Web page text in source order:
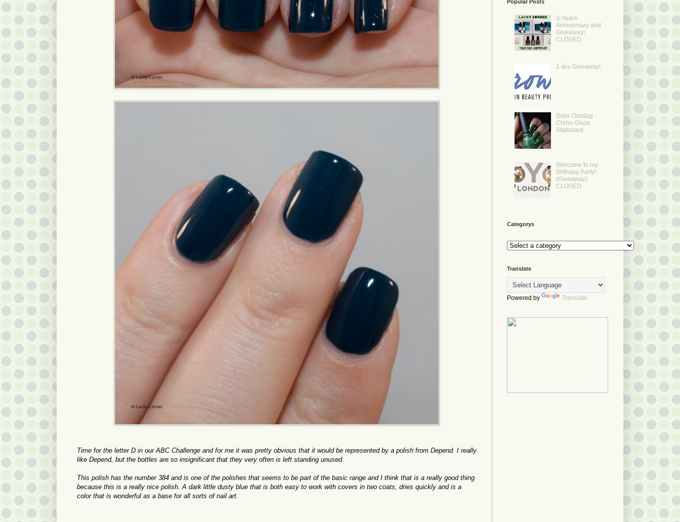
Time for the letter D in our ABC Challenge and for me it was pretty obvious that it would be represented by a polish from Depend. I really
like Depend, but the bottles are so insignificant that they very often is left standing unused.
This polish has the number 384 and is one of the polishes that seems to be part of the basic range and I think that is a really good thing
because this is a really nice polish. A dark little dusty blue that is both easy to work with covers in two coats, dries quickly and is a
color that is wonderful as a base for all sorts of nail art.
Popular Posts
3-Years
Anniversary and
Giveaway!
CLOSED
1-års Giveaway!
Grön Onsdag -
China Glaze
Starboard
Welcome to my
Birthday Party!
(Giveaway)
CLOSED
Categorys
Translate
Powered by Translate